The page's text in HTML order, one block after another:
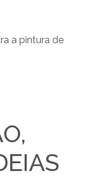
a pintura de